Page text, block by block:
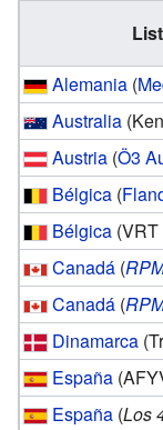
Alemania (
Australia
Austria (Ö3
Bélgica (
Bélgica
Canadá (
Canadá (
Dinamarca
España
España (Los